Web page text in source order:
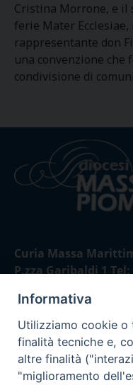
Cristina Morrone, e il
ferie Mater
rappresentante don
una convenzione che
condivisione di
Curia Massa
P.zza Garibaldi 1 Tel:
Curia Piombino:
Via Don Minzoni,58/
E-mail:
Informativa
Utilizziamo cookie o
finalità tecniche e,
altre finalità
"miglioramento